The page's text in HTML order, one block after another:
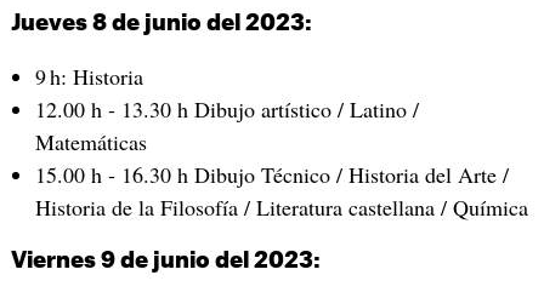
Jueves 8 de junio del 2023:
9 h: Historia
12.00 h - 13.30 h Dibujo artístico / Latino /
Matemáticas
15.00 h - 16.30 h Dibujo Técnico / Historia del Arte /
Historia de la Filosofía / Literatura castellana / Química
Viernes 9 de junio del 2023: